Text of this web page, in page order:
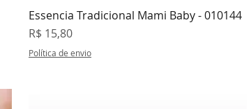
Visualização rápida
Essencia Tradicional Mami Baby - 010144
Preço
R$ 15,80
Política de envio